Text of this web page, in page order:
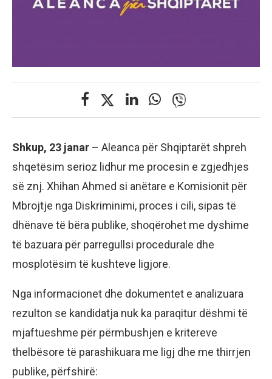
Shkup, 23 janar – Aleanca për Shqiptarët shpreh
shqetësim serioz lidhur me procesin e zgjedhjes
së znj. Xhihan Ahmed si anëtare e Komisionit për
Mbrojtje nga Diskriminimi, proces i cili, sipas të
dhënave të bëra publike, shoqërohet me dyshime
të bazuara për parregullsi procedurale dhe
mosplotësim të kushteve ligjore.
Nga informacionet dhe dokumentet e analizuara
rezulton se kandidatja nuk ka paraqitur dëshmi të
mjaftueshme për përmbushjen e kritereve
thelbësore të parashikuara me ligj dhe me thirrjen
publike, përfshirë: